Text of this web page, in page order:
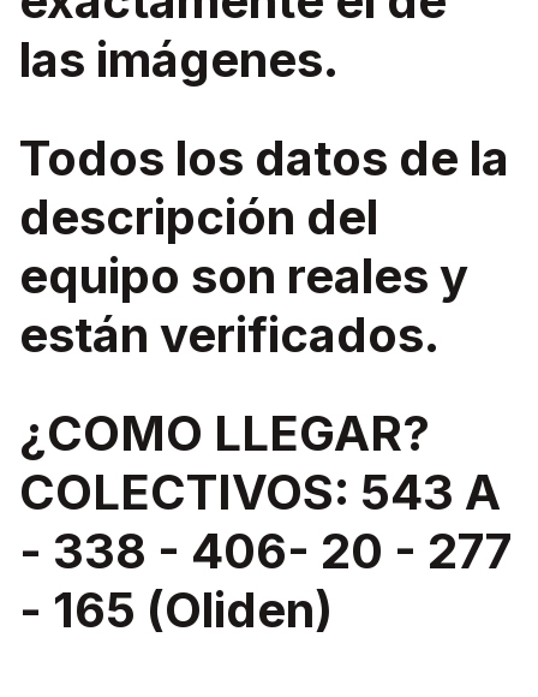
las imágenes.
Todos los datos de la
descripción del
equipo son reales y
están verificados.
¿COMO LLEGAR?
COLECTIVOS: 543 A
- 338 - 406- 20 - 277
- 165 (Oliden)